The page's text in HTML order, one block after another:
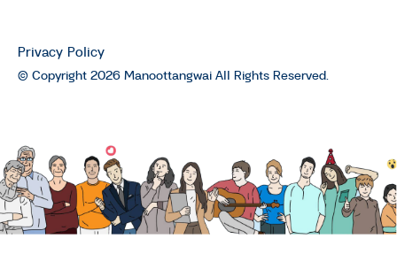
© Copyright 2026 Manoottangwai All Rights Reserved.
Privacy Policy